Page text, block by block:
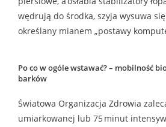
wędrują do środka, szyja wysuwa
określany mianem „postawy
Po co w ogóle wstawać? – mobilność
barków
Światowa Organizacja Zdrowia
umiarkowanej lub 75 minut